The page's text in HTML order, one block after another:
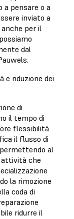
a pensare o a
inviato a
per il
dal
e riduzione dei
di
il tempo di
flessibilità
il flusso di
al
attività che
la rimozione
coda di
ridurre il